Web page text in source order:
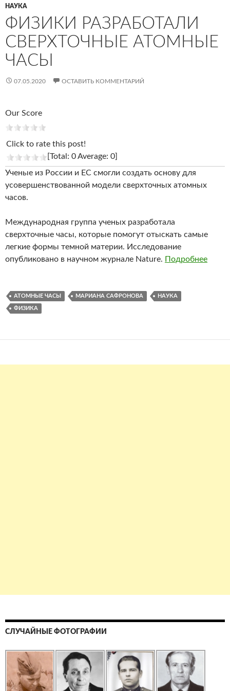
НАУКА
ФИЗИКИ РАЗРАБОТАЛИ
СВЕРХТОЧНЫЕ АТОМНЫЕ
ЧАСЫ
07.05.2020 ОСТАВИТЬ КОММЕНТАРИЙ
Our Score
Click to rate this post!
[Total: 0 Average: 0]
Ученые из России и ЕС смогли создать основу для
усовершенствованной модели сверхточных атомных
часов.
Международная группа ученых разработала
сверхточные часы, которые помогут отыскать самые
легкие формы темной материи. Исследование
опубликовано в научном журнале Nature. Подробнее
АТОМНЫЕ ЧАСЫ МАРИАНА САФРОНОВА НАУКА
ФИЗИКА
СЛУЧАЙНЫЕ ФОТОГРАФИИ